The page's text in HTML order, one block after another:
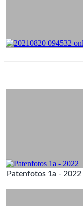
Patenfotos 1a - 2022